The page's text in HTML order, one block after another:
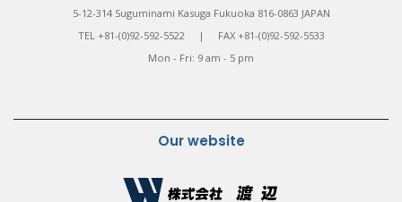
5-12-314 Suguminami Kasuga Fukuoka 816-0863 JAPAN
TEL +81-(0)92-592-5522 | FAX +81-(0)92-592-5533
Mon - Fri: 9 am - 5 pm
Our website